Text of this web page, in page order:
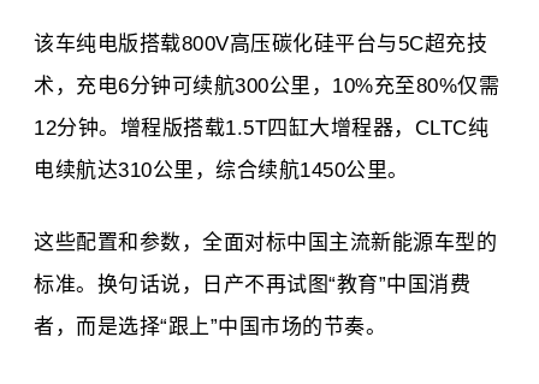
该车纯电版搭载800V高压碳化硅平台与5C超充技
术，充电6分钟可续航300公里，10%充至80%仅需
12分钟。增程版搭载1.5T四缸大增程器，CLTC纯
电续航达310公里，综合续航1450公里。
这些配置和参数，全面对标中国主流新能源车型的
标准。换句话说，日产不再试图“教育”中国消费
者，而是选择“跟上”中国市场的节奏。